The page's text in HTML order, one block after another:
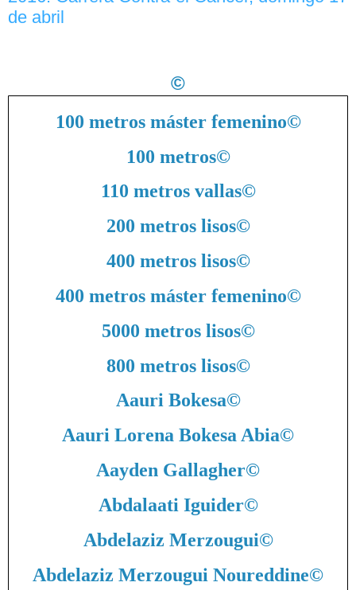
de abril
©
100 metros máster femenino©
100 metros©
110 metros vallas©
200 metros lisos©
400 metros lisos©
400 metros máster femenino©
5000 metros lisos©
800 metros lisos©
Aauri Bokesa©
Aauri Lorena Bokesa Abia©
Aayden Gallagher©
Abdalaati Iguider©
Abdelaziz Merzougui©
Abdelaziz Merzougui Noureddine©